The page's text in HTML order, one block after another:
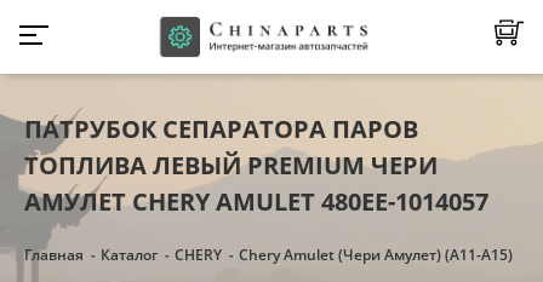
ПАТРУБОК СЕПАРАТОРА ПАРОВ
ТОПЛИВА ЛЕВЫЙ PREMIUM ЧЕРИ
АМУЛЕТ CHERY AMULET 480EE-1014057
Главная Каталог CHERY Chery Amulet (Чери Амулет) (А11-А15)